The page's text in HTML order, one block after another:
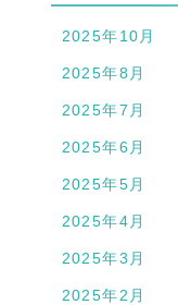
2025年10月
2025年8月
2025年7月
2025年6月
2025年5月
2025年4月
2025年3月
2025年2月